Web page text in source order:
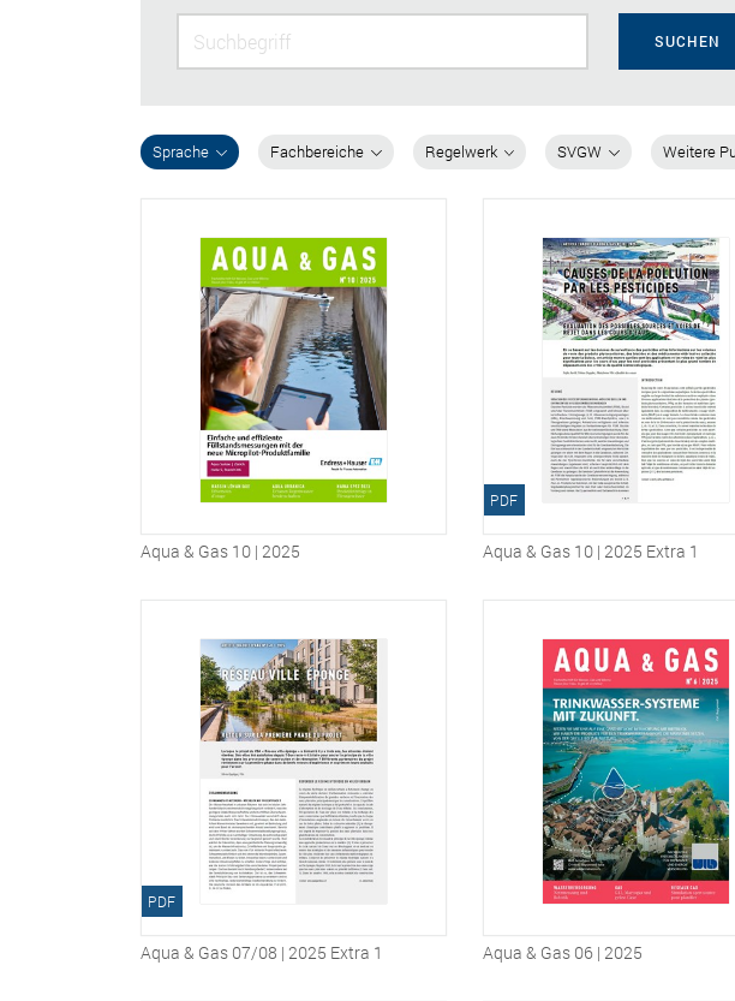
SUCHEN
Sprache Fachbereiche Regelwerk SVGW Weitere
Aqua & Gas 10 | 2025
PDF
Aqua & Gas 10 | 2025 Extra 1
PDF
Aqua & Gas 07/08 | 2025 Extra 1 Aqua & Gas 06 | 2025